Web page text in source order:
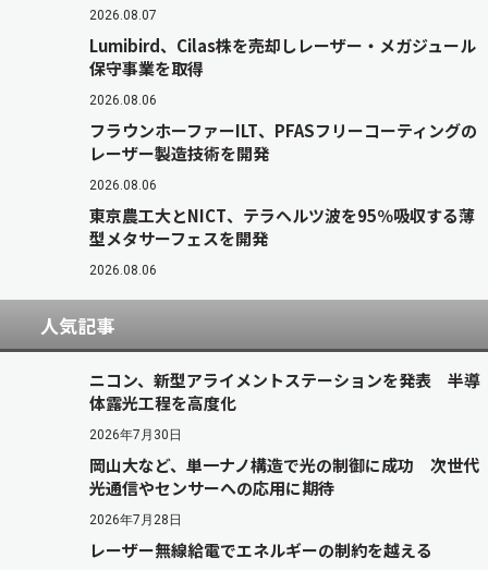
2026.08.07
Lumibird、Cilas株を売却しレーザー・メガジュール
保守事業を取得
2026.08.06
フラウンホーファーILT、PFASフリーコーティングの
レーザー製造技術を開発
2026.08.06
東京農工大とNICT、テラヘルツ波を95％吸収する薄
型メタサーフェスを開発
2026.08.06
人気記事
ニコン、新型アライメントステーションを発表 半導
体露光工程を高度化
2026年7月30日
岡山大など、単一ナノ構造で光の制御に成功 次世代
光通信やセンサーへの応用に期待
2026年7月28日
レーザー無線給電でエネルギーの制約を越える